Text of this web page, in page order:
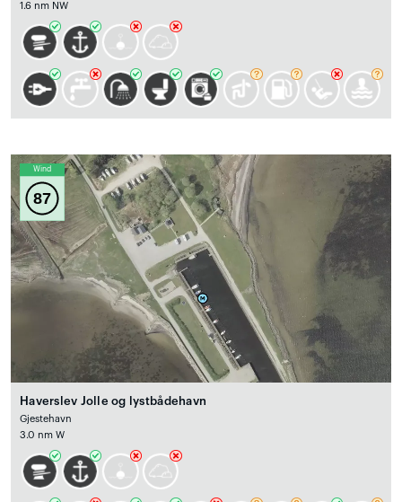
1.6 nm NW
Wind
87
Haverslev Jolle og lystbådehavn
Gjestehavn
3.0 nm W